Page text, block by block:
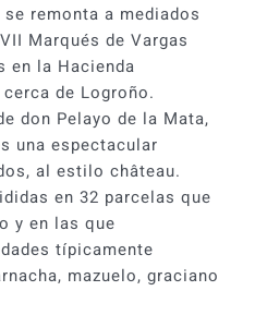
remonta a mediados
Marqués de Vargas
en la Hacienda
de Logroño.
don Pelayo de la Mata,
una espectacular
al estilo château.
en 32 parcelas que
y en las que
típicamente
mazuelo, graciano